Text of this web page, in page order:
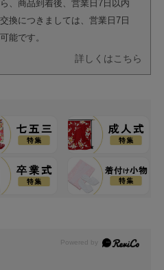
、商品到着後、営業日7日以内
換につきましては、営業日7日
能です。
詳しくはこちら